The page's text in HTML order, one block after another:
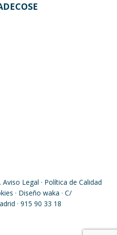
Aviso Legal · Política de Calidad
· Diseño waka · C/
· 915 90 33 18